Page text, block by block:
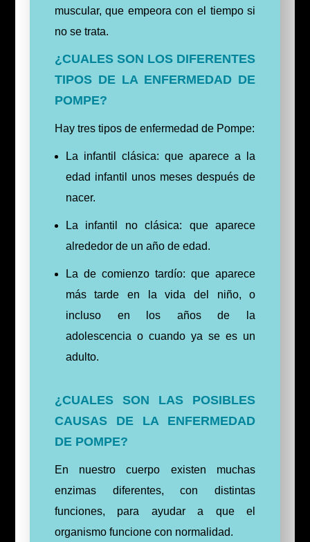
muscular, que empeora con el tiempo si
no se trata.
¿CUALES SON LOS DIFERENTES
TIPOS DE LA ENFERMEDAD DE
POMPE?
Hay tres tipos de enfermedad de Pompe:
La infantil clásica: que aparece a la
edad infantil unos meses después de
nacer.
La infantil no clásica: que aparece
alrededor de un año de edad.
La de comienzo tardío: que aparece
más tarde en la vida del niño, o
incluso en los años de la
adolescencia o cuando ya se es un
adulto.
¿CUALES SON LAS POSIBLES
CAUSAS DE LA ENFERMEDAD
DE POMPE?
En nuestro cuerpo existen muchas
enzimas diferentes, con distintas
funciones, para ayudar a que el
organismo funcione con normalidad.